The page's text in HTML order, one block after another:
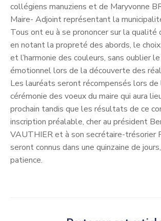
collégiens manuziens et de Maryvonne
Maire- Adjoint représentant la
Tous ont eu à se prononcer sur la
en notant la propreté des abords, le
et l’harmonie des couleurs, sans oublier
émotionnel lors de la découverte des
Les lauréats seront récompensés lors
cérémonie des voeux du maire qui aura
prochain tandis que les résultats de ce
inscription préalable, cher au président
VAUTHIER et à son secrétaire-trésorier
seront connus dans une quinzaine de
patience.